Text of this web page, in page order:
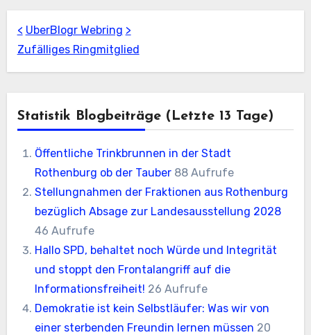
< UberBlogr Webring >
Zufälliges Ringmitglied
Statistik Blogbeiträge (letzte 13 Tage)
Öffentliche Trinkbrunnen in der Stadt
Rothenburg ob der Tauber 88 Aufrufe
Stellungnahmen der Fraktionen aus Rothenburg
bezüglich Absage zur Landesausstellung 2028
46 Aufrufe
Hallo SPD, behaltet noch Würde und Integrität
und stoppt den Frontalangriff auf die
Informationsfreiheit! 26 Aufrufe
Demokratie ist kein Selbstläufer: Was wir von
einer sterbenden Freundin lernen müssen 20